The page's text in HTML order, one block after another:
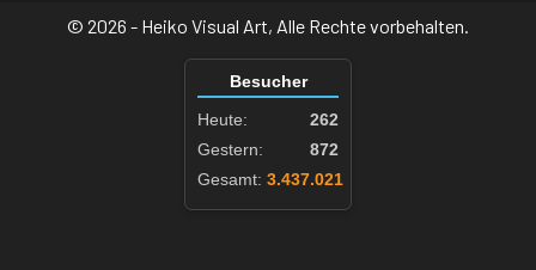
© 2026 - Heiko Visual Art, Alle Rechte vorbehalten.
Besucher
Heute:
262
Gestern:
872
Gesamt: 3.437.021